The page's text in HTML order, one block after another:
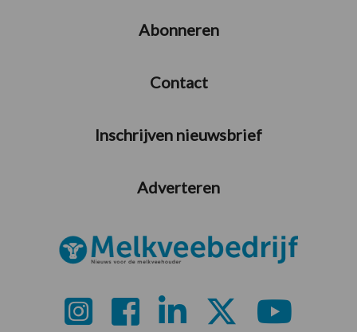
Abonneren
Contact
Inschrijven nieuwsbrief
Adverteren